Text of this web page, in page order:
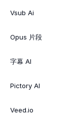
Vsub Ai
Opus 片段
字幕 AI
Pictory AI
Veed.io